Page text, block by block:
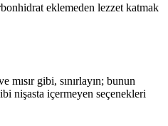
eklemeden lezzet katmak
mısır gibi, sınırlayın; bunun
nişasta içermeyen seçenekleri